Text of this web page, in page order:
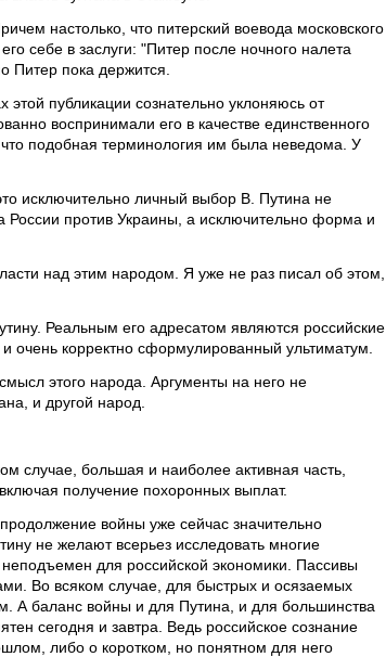
настолько, что питерский воевода московского
себе в заслуги: "Питер после ночного налета
Питер пока держится.
публикации сознательно уклоняюсь от
воспринимали его в качестве единственного
подобная терминология им была неведома. У
исключительно личный выбор В. Путина не
России против Украины, а исключительно форма и
над этим народом. Я уже не раз писал об этом,
Реальным его адресатом являются российские
очень корректно сформулированный ультиматум.
этого народа. Аргументы на него не
и другой народ.
случае, большая и наиболее активная часть,
получение похоронных выплат.
войны уже сейчас значительно
не желают всерьез исследовать многие
для российской экономики. Пассивы
Во всяком случае, для быстрых и осязаемых
А баланс войны и для Путина, и для большинства
сегодня и завтра. Ведь российское сознание
либо о коротком, но понятном для него